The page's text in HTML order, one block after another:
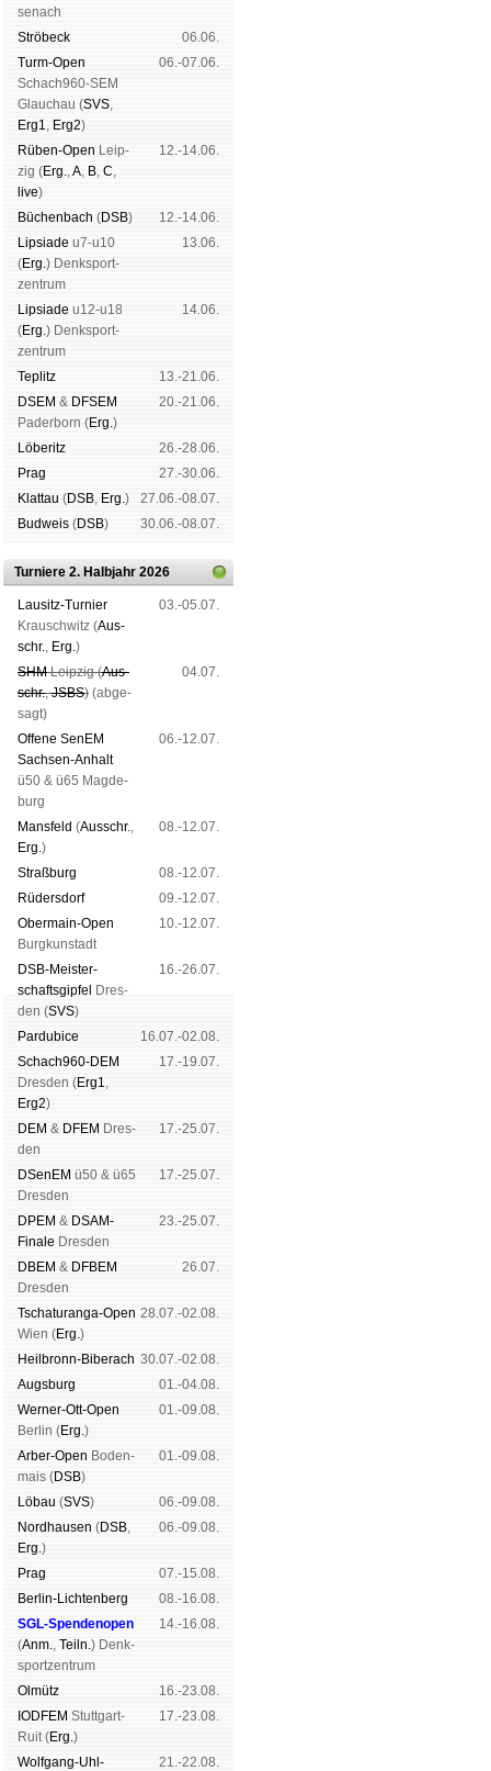
se­nach
Strö­beck
06.06.
Turm-Open
Schach960-SEM
Glau­chau (SVS,
Erg1, Erg2)
06.-07.06.
Rüben-Open Leip­
zig (Erg.,A, B, C,
live)
12.-14.06.
Büchen­bach (DSB)
12.-14.06.
Lipsiade u7-u10
(Erg.) Denk­sport­
zen­trum
13.06.
Lipsiade u12-u18
(Erg.) Denk­sport­
zen­trum
14.06.
Tep­litz
13.-21.06.
DSEM & DFSEM
Pader­born (Erg.)
20.-21.06.
Lö­be­ritz
26.-28.06.
Prag
27.-30.06.
Klat­tau (DSB, Erg.)
27.06.-08.07.
Bud­weis (DSB) 30.06.-08.07.
Turniere 2. Halbjahr 2026
Lau­sitz-Tur­nier
Krausch­witz (Aus­
schr., Erg.)
03.-05.07.
SHMLeip­zig (Aus­
schr.,JSBS) (ab­ge­
sagt)
04.07.
Offene SenEM
Sach­sen-An­halt
ü50 & ü65 Mag­de­
burg
06.-12.07.
Mans­feld (Aus­schr.,
Erg.)
08.-12.07.
Straß­burg
08.-12.07.
Rüders­dorf
09.-12.07.
Ober­main-Open
Burg­kun­stadt
10.-12.07.
DSB-Meister­
schafts­gipfel
Dres­
den (SVS)
16.-26.07.
Pardu­bice
16.07.-02.08.
Schach960-DEM
Dres­den (Erg1,
Erg2)
17.-19.07.
DEM & DFEM Dres­
den
17.-25.07.
DSenEM ü50 & ü65
Dres­den
17.-25.07.
DPEM & DSAM-
Finale Dres­den
23.-25.07.
DBEM & DFBEM
Dres­den
26.07.
Tschaturanga-Open
Wien (Erg.)
28.07.-02.08.
Heil­bronn-Bi­ber­ach 30.07.-02.08.
Augs­burg
01.-04.08.
Werner-Ott-Open
Ber­lin (Erg.)
01.-09.08.
Arber-Open Boden­
mais (DSB)
01.-09.08.
Lö­bau (SVS)
06.-09.08.
Nord­hau­sen (DSB,
Erg.)
06.-09.08.
Prag
07.-15.08.
Berlin-Lich­ten­berg
08.-16.08.
SGL-Spenden­open
(Anm., Teiln.) Denk­
sport­zen­trum
14.-16.08.
Ol­mütz
16.-23.08.
IODFEM Stutt­gart-
Ruit (Erg.)
17.-23.08.
Wolf­gang-Uhl­ 21.-22.08.